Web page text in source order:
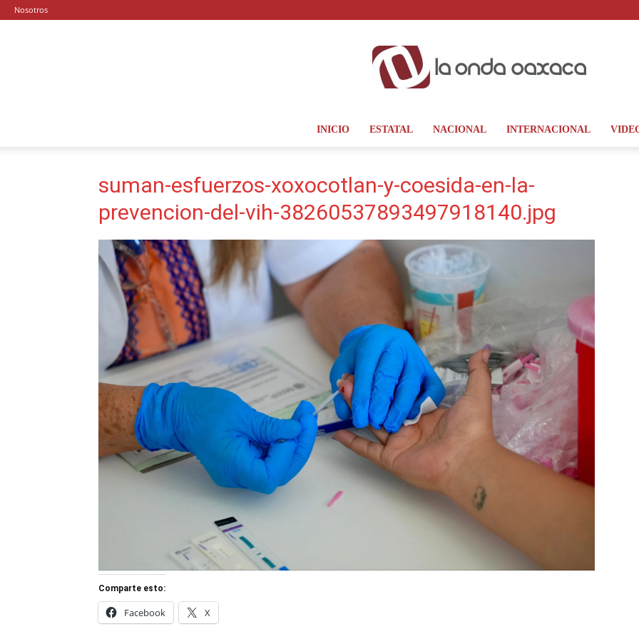
Nosotros
La
INICIO ESTATAL NACIONAL INTERNACIONAL
suman-esfuerzos-xoxocotlan-y-coesida-en-la-
prevencion-del-vih-38260537893497918140.jpg
Comparte esto:
Facebook X